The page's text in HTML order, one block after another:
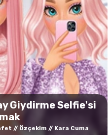
Giydirme Selfie'si
Özçekim Kara Cuma